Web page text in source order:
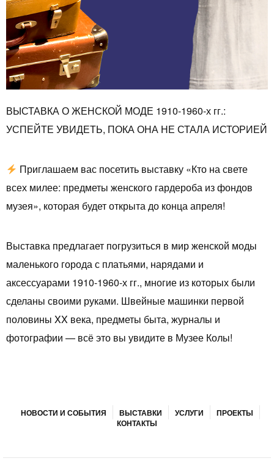
ВЫСТАВКА О ЖЕНСКОЙ МОДЕ 1910-1960-х гг.:
УСПЕЙТЕ УВИДЕТЬ, ПОКА ОНА НЕ СТАЛА ИСТОРИЕЙ
Приглашаем вас посетить выставку «Кто на свете
всех милее: предметы женского гардероба из фондов
музея», которая будет открыта до конца апреля!
Выставка предлагает погрузиться в мир женской моды
маленького города с платьями, нарядами и
аксессуарами 1910-1960-х гг., многие из которых были
сделаны своими руками. Швейные машинки первой
половины XX века, предметы быта, журналы и
фотографии — всё это вы увидите в Музее Колы!
НОВОСТИ И СОБЫТИЯ ВЫСТАВКИ УСЛУГИ
ПРОЕКТЫ
КОНТАКТЫ